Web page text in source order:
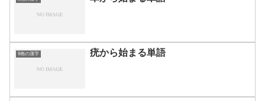
9画の漢字 疣から始まる単語